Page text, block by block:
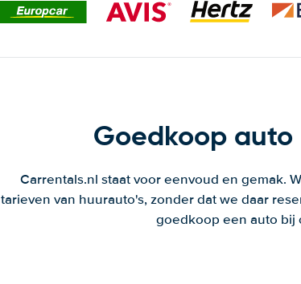
Goedkoop
Carrentals.nl staat voor eenvoud en gemak.
tarieven van huurauto's, zonder dat we daar
goedkoop een auto bij